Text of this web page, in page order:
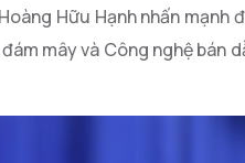
Hữu Hạnh nhấn
mây và Công nghệ bán